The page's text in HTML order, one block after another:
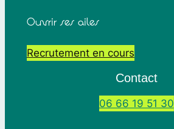
Ouvrir ses ailes
Recrutement en cours
Contact
06 66 19 51 30